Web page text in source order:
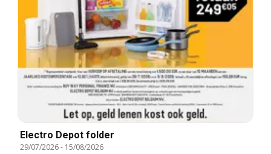
Electro Depot folder
29/07/2026- 15/08/2026